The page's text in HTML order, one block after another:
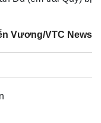
Vương/VTC News